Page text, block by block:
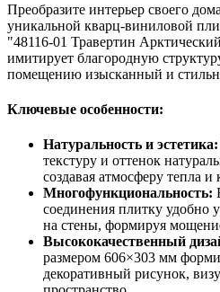
Преобразите интерьер своего
уникальной кварц-виниловой
"48116-01 Травертин
имитирует благородную
помещению изысканный и
Ключевые особенности:
Натуральность и эстетика:
текстуру и оттенок
создавая атмосферу тепла и
Многофункциональность:
соединения плитку удобно
на стены, формируя
Высококачественный
размером 606×303 мм
декоративный рисунок,